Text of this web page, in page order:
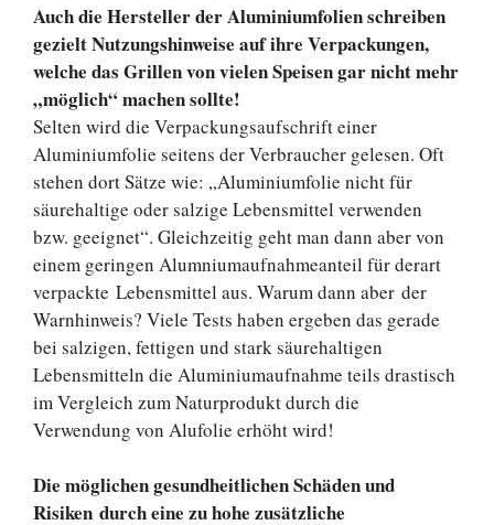
Auch die Hersteller der Aluminiumfolien schreiben
gezielt Nutzungshinweise auf ihre Verpackungen,
welche das Grillen von vielen Speisen gar nicht mehr
„möglich“ machen sollte!
Selten wird die Verpackungsaufschrift einer
Aluminiumfolie seitens der Verbraucher gelesen. Oft
stehen dort Sätze wie: „Aluminiumfolie nicht für
säurehaltige oder salzige Lebensmittel verwenden
bzw. geeignet“. Gleichzeitig geht man dann aber von
einem geringen Alumniumaufnahmeanteil für derart
verpackte Lebensmittel aus. Warum dann aber der
Warnhinweis? Viele Tests haben ergeben das gerade
bei salzigen, fettigen und stark säurehaltigen
Lebensmitteln die Aluminiumaufnahme teils drastisch
im Vergleich zum Naturprodukt durch die
Verwendung von Alufolie erhöht wird!
Die möglichen gesundheitlichen Schäden und
Risiken durch eine zu hohe zusätzliche